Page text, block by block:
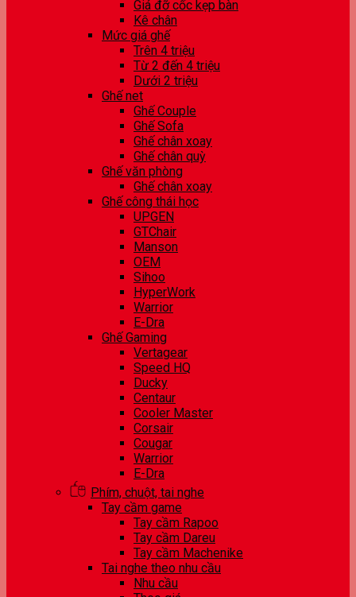
Giá đỡ cốc kẹp bàn
Kê chân
Mức giá ghế
Trên 4 triệu
Từ 2 đến 4 triệu
Dưới 2 triệu
Ghế net
Ghế Couple
Ghế Sofa
Ghế chân xoay
Ghế chân quỳ
Ghế văn phòng
Ghế chân xoay
Ghế công thái học
UPGEN
GTChair
Manson
OEM
Sihoo
HyperWork
Warrior
E-Dra
Ghế Gaming
Vertagear
Speed HQ
Ducky
Centaur
Cooler Master
Corsair
Cougar
Warrior
E-Dra
Phím, chuột, tai nghe
Tay cầm game
Tay cầm Rapoo
Tay cầm Dareu
Tay cầm Machenike
Tai nghe theo nhu cầu
Nhu cầu